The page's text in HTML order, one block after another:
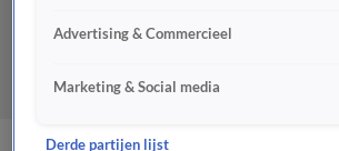
Advertising & Commercieel
Marketing & Social media
Derde partijen lijst